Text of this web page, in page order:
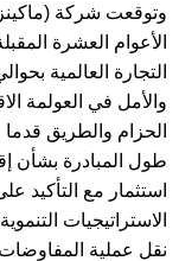
وتوقعت شركة
الأعوام العشرة
والأمل في العولمة
الحزام والطريق
طول المبادرة بشأن
استثمار مع التأكيد
الاستراتيجيات
نقل عملية